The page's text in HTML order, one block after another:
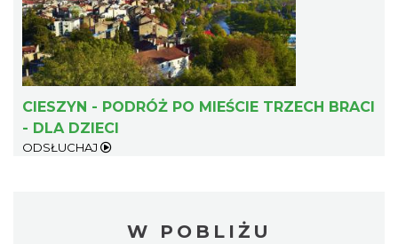
CIESZYN - PODRÓŻ PO MIEŚCIE TRZECH BRACI
- DLA DZIECI
ODSŁUCHAJ
W POBLIŻU